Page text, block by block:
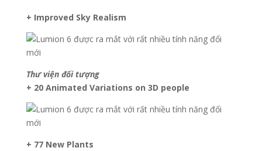
+ Improved Sky Realism
Thư viện đối tượng
+ 20 Animated Variations on 3D people
+ 77 New Plants